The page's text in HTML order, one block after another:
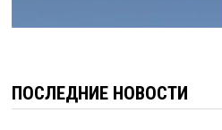
ПОСЛЕДНИЕ НОВОСТИ